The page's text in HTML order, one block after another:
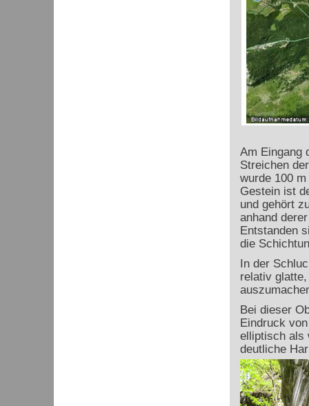
Am Eingang
Streichen
wurde 100
Gestein ist
und gehört
anhand
Entstanden
die
In der
relativ
Bei dieser
Eindruck
elliptisch als
deutliche